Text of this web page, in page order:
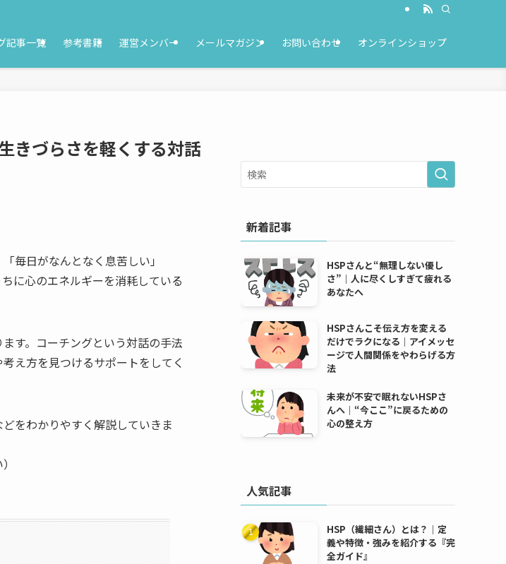
記事一覧 参考書籍 運営メンバー メールマガジン お問い合わせ オンラインショップ
きづらさを軽くする対話
毎日がなんとなく息苦しい」
に心のエネルギーを消耗している
す。コーチングという対話の手法
え方を見つけるサポートをしてく
をわかりやすく解説していきま
新着記事
HSPさんと“無理しない優し
さ”｜人に尽くしすぎて疲れる
あなたへ
HSPさんこそ伝え方を変える
だけでラクになる｜アイメッセ
ージで人間関係をやわらげる方
法
未来が不安で眠れないHSPさ
んへ｜“今ここ”に戻るための
心の整え方
人気記事
HSP（繊細さん）とは？｜定
義や特徴・強みを紹介する『完
全ガイド』